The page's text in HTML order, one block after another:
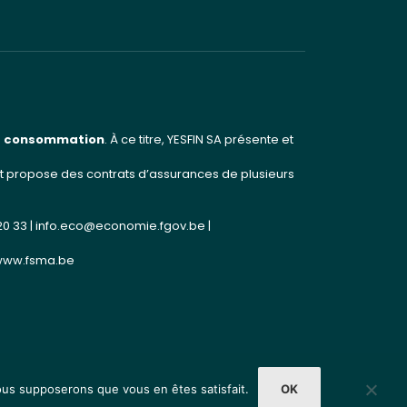
. À ce titre, YESFIN SA présente et
propose des contrats d’assurances de plusieurs
33 | info.eco@economie.fgov.be |
supposerons que vous en êtes satisfait. OK